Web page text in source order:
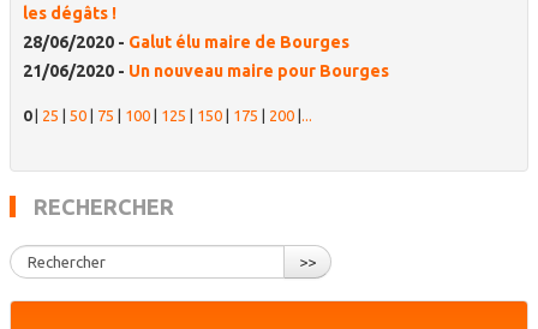
les dégâts !
28/06/2020 - Galut élu maire de Bourges
21/06/2020 - Un nouveau maire pour Bourges
0| 25 50 75 100 125 150 175 200 ...
RECHERCHER
>>